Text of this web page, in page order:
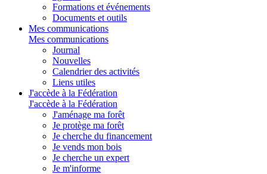
Formations et événements
Documents et outils
Mes communications
Mes communications
Journal
Nouvelles
Calendrier des activités
Liens utiles
J'accède à la Fédération
J'accède à la Fédération
J'aménage ma forêt
Je protège ma forêt
Je cherche du financement
Je vends mon bois
Je cherche un expert
Je m'informe